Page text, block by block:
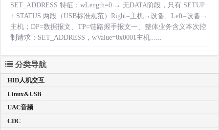
SET_ADDRESS 特征：wLength=0 → 无DATA阶段，只有 SETUP
+ STATUS 两段（USB标准规范）Right=主机→设备、Left=设备→
主机；DP=数据报文、TP=链路握手报文一、整体业务含义本次控
制请求：SET_ADDRESS，wValue=0x0001主机......
分类导航
HID人机交互
Linux&USB
UAC音频
CDC